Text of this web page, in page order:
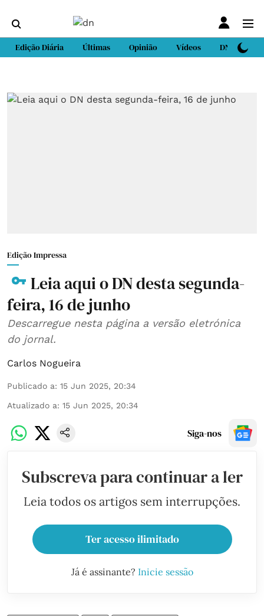
Edição Diária Últimas Opinião Vídeos DN Sport
Edição Impressa
Leia aqui o DN desta segunda-
feira, 16 de junho
Descarregue nesta página a versão eletrónica
do jornal.
Carlos Nogueira
Publicado a: 15 Jun 2025, 20:34
Atualizado a: 15 Jun 2025, 20:34
Siga-nos
Subscreva para continuar a ler
Leia todos os artigos sem interrupções.
Ter acesso ilimitado
Já é assinante? Inicie sessão